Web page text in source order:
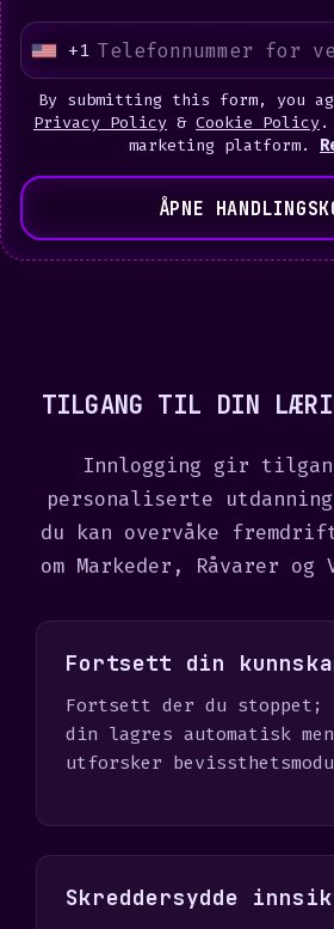
U
n
i
e
S
s
+1
By submitting this form, you
Privacy Policy & Cookie Policy.
marketing platform.
ÅPNE
TILGANG TIL DIN
Innlogging gir
personaliserte
du kan overvåke
om Markeder, Råvarer
Fortsett din
Fortsett der du stoppet;
din lagres automatisk
utforsker
Skreddersydde